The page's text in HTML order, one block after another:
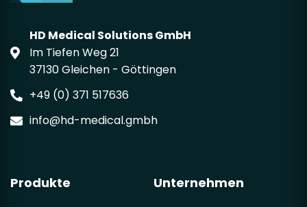
HD Medical Solutions GmbH
Im Tiefen Weg 21
37130 Gleichen - Göttingen
+49 (0) 371 517636
info@hd-medical.gmbh
Produkte Unternehmen